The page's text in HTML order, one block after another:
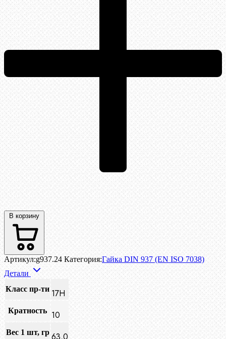
В корзину
Артикул:g937.24 Категория:Гайка DIN 937 (EN ISO 7038)
Детали
Класс пр-ти 17Н
Кратность 10
Вес 1 шт, гр